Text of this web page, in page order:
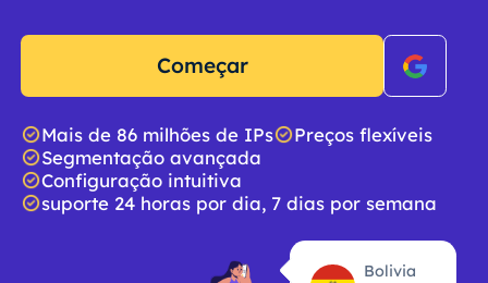
Começar
Mais de 86 milhões de IPs
Preços flexíveis
Segmentação avançada
Configuração intuitiva
suporte 24 horas por dia, 7 dias por semana
Bolivia